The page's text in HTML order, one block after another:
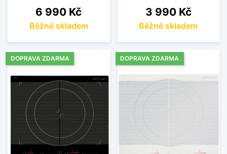
Cena
6 990 Kč
Běžně skladem
Cena
3 990 Kč
Běžně skladem
DOPRAVA ZDARMA DOPRAVA ZDARMA